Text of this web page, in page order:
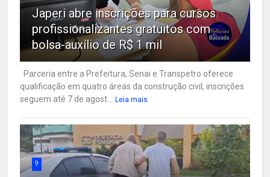
Japeri abre inscrições para cursos
profissionalizantes gratuitos com
bolsa-auxílio de R$ 1 mil
Parceria entre a Prefeitura, Senai e Transpetro oferece
qualificação em quatro áreas da construção civil; inscrições
seguem até 7 de agost... Leia mais
9